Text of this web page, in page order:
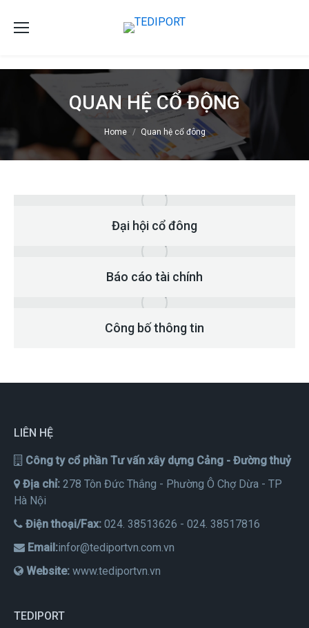
QUAN HỆ CỔ ĐỘNG
You are here: Home Quan hệ cổ đông
Đại hội cổ đông
Báo cáo tài chính
Công bố thông tin
LIÊN HỆ
Công ty cổ phần Tư vấn xây dựng Cảng - Đường thuỷ
Địa chỉ: 278 Tôn Đức Thắng - Phường Ô Chợ Dừa - TP
Hà Nội
Điện thoại/Fax: 024. 38513626 - 024. 38517816
Email:infor@tediportvn.com.vn
Website: www.tediportvn.vn
TEDIPORT